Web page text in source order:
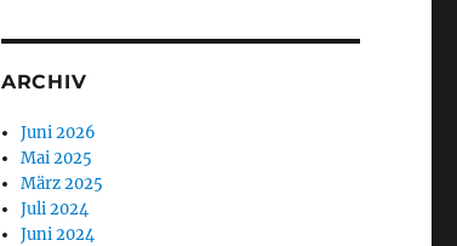
ARCHIV
Juni 2026
Mai 2025
März 2025
Juli 2024
Juni 2024